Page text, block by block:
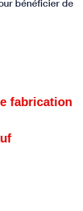
bénéficier de
fabrication